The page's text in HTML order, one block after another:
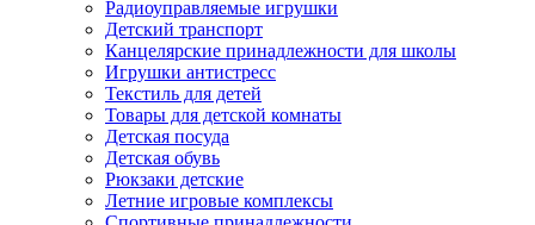
Радиоуправляемые игрушки
Детский транспорт
Канцелярские принадлежности для школы
Игрушки антистресс
Текстиль для детей
Товары для детской комнаты
Детская посуда
Детская обувь
Рюкзаки детские
Летние игровые комплексы